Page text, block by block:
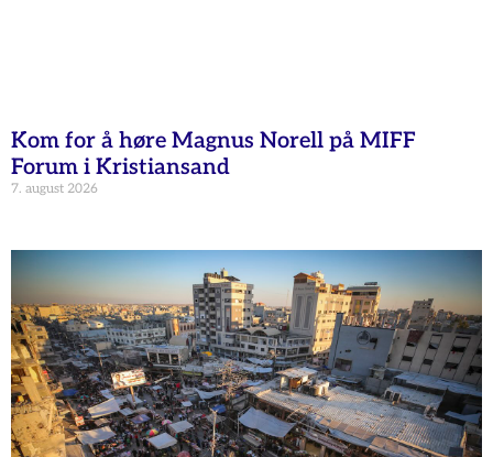
Kom for å høre Magnus Norell på MIFF
Forum i Kristiansand
7. august 2026